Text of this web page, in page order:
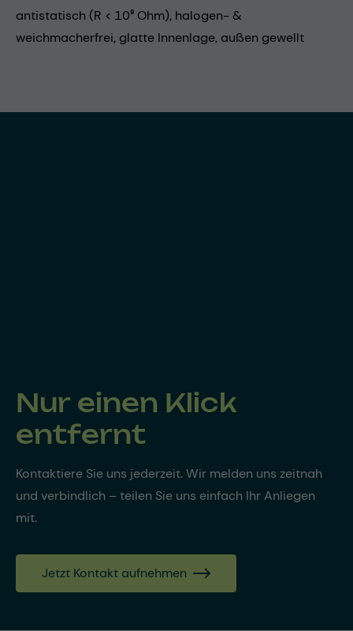
antistatisch (R < 10⁹ Ohm), halogen- &
weichmacherfrei, glatte Innenlage, außen gewellt
Nur einen Klick
entfernt
Kontaktiere Sie uns jederzeit. Wir melden uns zeitnah
und verbindlich – teilen Sie uns einfach Ihr Anliegen
mit.
Jetzt Kontakt aufnehmen